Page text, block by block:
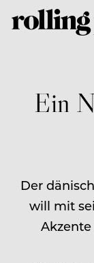
Ein
Der
will mit